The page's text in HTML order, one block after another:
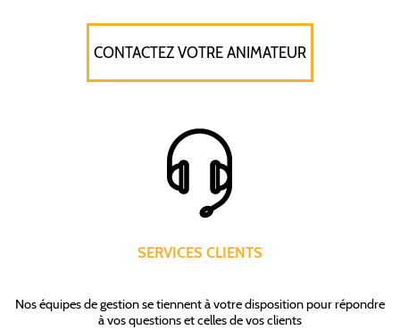
CONTACTEZ VOTRE ANIMATEUR
SERVICES CLIENTS
Nos équipes de gestion se tiennent à votre disposition pour répondre
à vos questions et celles de vos clients